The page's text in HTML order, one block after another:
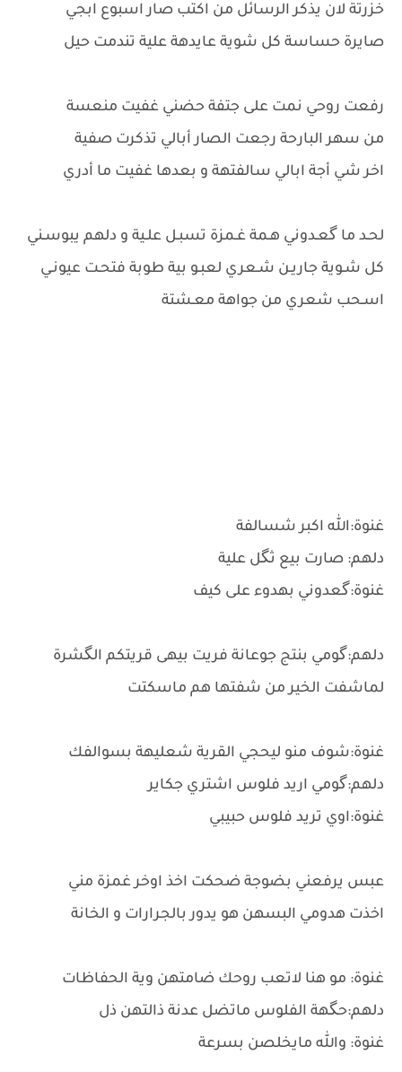
خزرتة لان يذكر الرسائل من اكتب صار اسبوع ابجي
صايرة حساسة كل شوية عايدهة علية تندمت حيل
رفعت روحي نمت على جتفة حضني غفيت منعسة
من سهر البارحة رجعت الصار أبالي تذكرت صفية
اخر شي أجة ابالي سالفتهة و بعدها غفيت ما أدري
لحـد ما گعـدوني هـمة غـمزة تسبـل علـية و دلهم يبوسـني
كل شـوية جاريـن شـعري لعبـو بية طوبة فتحـت عيونـي
اسـحب شعري من جواهة معـشتة
غنوة:الله اكبر شسالفة
دلهم: صارت بيع ثگل علية
غنوة:گعدوني بهدوء على كيف
دلهم:گومي بنتج جوعانة فريت بيهى قريتكم الگشرة
لماشفت الخير من شفتها هم ماسكتت
غنوة:شوف منو ليحجي القرية شعليهة بسوالفك
دلهم:گومي اريد فلوس اشتري جكاير
غنوة:اوي تريد فلوس حبيبي
عبس يرفعني بضوجة ضحكت اخذ اوخر غمزة مني
اخذت هدومي البسهن هو يدور بالجرارات و الخانة
غنوة: مو هنا لاتعب روحك ضامتهن وية الحفاظات
دلهم:حگهة الفلوس ماتضل عدنة ذالتهن ذل
غنوة: والله مايخلصن بسرعة